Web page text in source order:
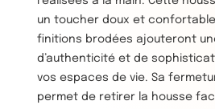
un toucher doux et
finitions brodées ajouteront
d’authenticité et de
vos espaces de vie. Sa
permet de retirer la housse